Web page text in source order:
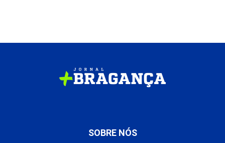
SOBRE NÓS